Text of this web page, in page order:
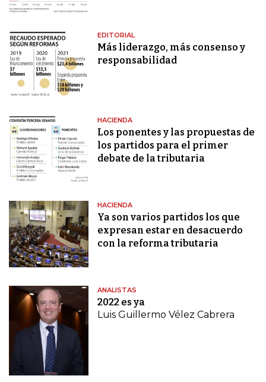
EDITORIAL
Más liderazgo, más consenso y
responsabilidad
HACIENDA
Los ponentes y las propuestas de
los partidos para el primer
debate de la tributaria
HACIENDA
Ya son varios partidos los que
expresan estar en desacuerdo
con la reforma tributaria
ANALISTAS
2022 es ya
Luis Guillermo Vélez Cabrera